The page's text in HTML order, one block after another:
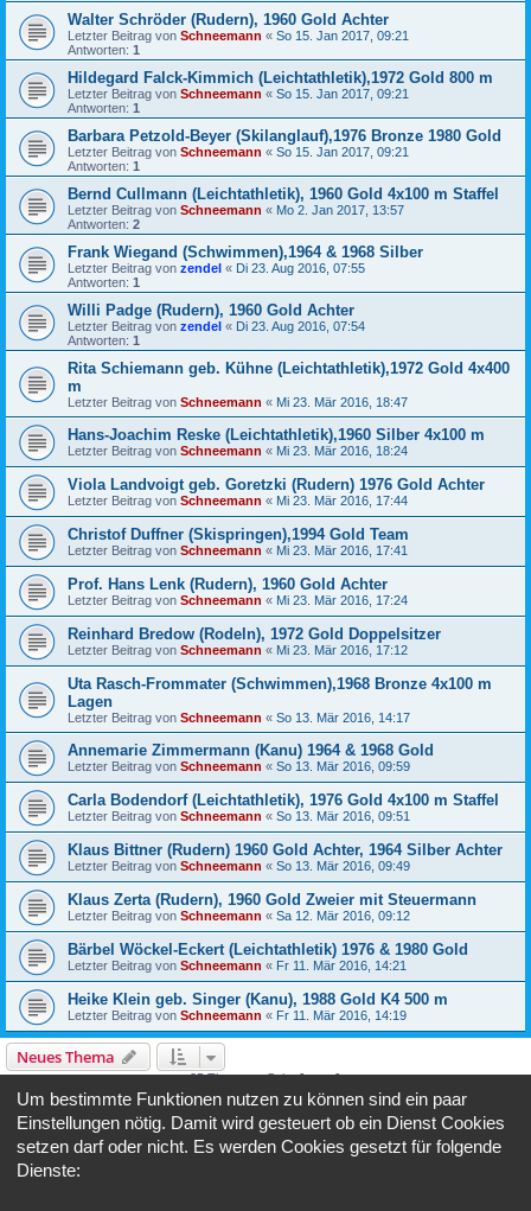
Walter Schröder (Rudern), 1960 Gold Achter
Letzter Beitrag von Schneemann « So 15. Jan 2017, 09:21
Antworten: 1
Hildegard Falck-Kimmich (Leichtathletik),1972 Gold 800 m
Letzter Beitrag von Schneemann « So 15. Jan 2017, 09:21
Antworten: 1
Barbara Petzold-Beyer (Skilanglauf),1976 Bronze 1980 Gold
Letzter Beitrag von Schneemann « So 15. Jan 2017, 09:21
Antworten: 1
Bernd Cullmann (Leichtathletik), 1960 Gold 4x100 m Staffel
Letzter Beitrag von Schneemann « Mo 2. Jan 2017, 13:57
Antworten: 2
Frank Wiegand (Schwimmen),1964 & 1968 Silber
Letzter Beitrag von zendel « Di 23. Aug 2016, 07:55
Antworten: 1
Willi Padge (Rudern), 1960 Gold Achter
Letzter Beitrag von zendel « Di 23. Aug 2016, 07:54
Antworten: 1
Rita Schiemann geb. Kühne (Leichtathletik),1972 Gold 4x400
m
Letzter Beitrag von Schneemann « Mi 23. Mär 2016, 18:47
Hans-Joachim Reske (Leichtathletik),1960 Silber 4x100 m
Letzter Beitrag von Schneemann « Mi 23. Mär 2016, 18:24
Viola Landvoigt geb. Goretzki (Rudern) 1976 Gold Achter
Letzter Beitrag von Schneemann « Mi 23. Mär 2016, 17:44
Christof Duffner (Skispringen),1994 Gold Team
Letzter Beitrag von Schneemann « Mi 23. Mär 2016, 17:41
Prof. Hans Lenk (Rudern), 1960 Gold Achter
Letzter Beitrag von Schneemann « Mi 23. Mär 2016, 17:24
Reinhard Bredow (Rodeln), 1972 Gold Doppelsitzer
Letzter Beitrag von Schneemann « Mi 23. Mär 2016, 17:12
Uta Rasch-Frommater (Schwimmen),1968 Bronze 4x100 m
Lagen
Letzter Beitrag von Schneemann « So 13. Mär 2016, 14:17
Annemarie Zimmermann (Kanu) 1964 & 1968 Gold
Letzter Beitrag von Schneemann « So 13. Mär 2016, 09:59
Carla Bodendorf (Leichtathletik), 1976 Gold 4x100 m Staffel
Letzter Beitrag von Schneemann « So 13. Mär 2016, 09:51
Klaus Bittner (Rudern) 1960 Gold Achter, 1964 Silber Achter
Letzter Beitrag von Schneemann « So 13. Mär 2016, 09:49
Klaus Zerta (Rudern), 1960 Gold Zweier mit Steuermann
Letzter Beitrag von Schneemann « Sa 12. Mär 2016, 09:12
Bärbel Wöckel-Eckert (Leichtathletik) 1976 & 1980 Gold
Letzter Beitrag von Schneemann « Fr 11. Mär 2016, 14:21
Heike Klein geb. Singer (Kanu), 1988 Gold K4 500 m
Letzter Beitrag von Schneemann « Fr 11. Mär 2016, 14:19
Neues Thema
25 Themen • Seite1von1
Gehe zu
BERECHTIGUNGEN IN DIESEM FORUM
Um bestimmte Funktionen nutzen zu können sind ein paar
Einstellungen nötig. Damit wird gesteuert ob ein Dienst Cookies
setzen darf oder nicht. Es werden Cookies gesetzt für folgende
Dienste: